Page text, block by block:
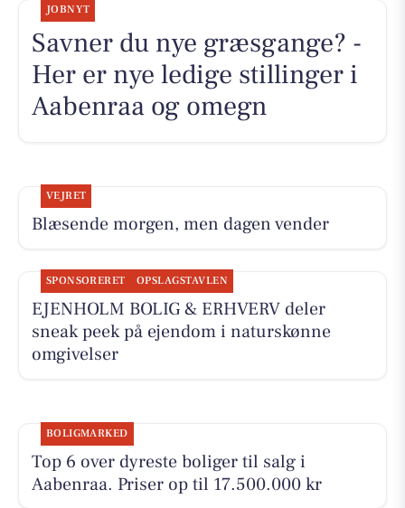
JOBNYT
Savner du nye græsgange? -
Her er nye ledige stillinger i
Aabenraa og omegn
VEJRET
Blæsende morgen, men dagen vender
SPONSORERET OPSLAGSTAVLEN
EJENHOLM BOLIG & ERHVERV deler
sneak peek på ejendom i naturskønne
omgivelser
BOLIGMARKED
Top 6 over dyreste boliger til salg i
Aabenraa. Priser op til 17.500.000 kr